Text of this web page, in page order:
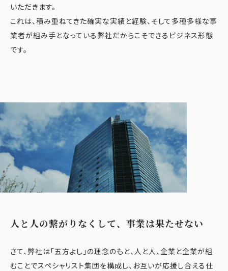
いただきます。
これは、積み重ねてきた確実な実績と経験、そして多種多様な事
業者が組み手となっている弊社だからこそできるビジネス形態
です。
人と人の繋がりなくして、事業は果たせない
さて、弊社は「五方よし」の理念のもと、人と人、企業と企業が組
むことでスペシャリスト集団を構成し、お互いが応援し合える仕